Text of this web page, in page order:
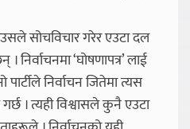
उसले सोचविचार गरेर एउटा दल
। निर्वाचनमा ‘घोषणापत्र’ लाई
निर्वाचन जितेमा त्यस
गर्छ । त्यही विश्वासले कुनै एउटा